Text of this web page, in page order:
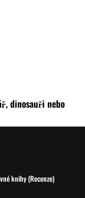
dinosauři nebo
knihy (Recenze)